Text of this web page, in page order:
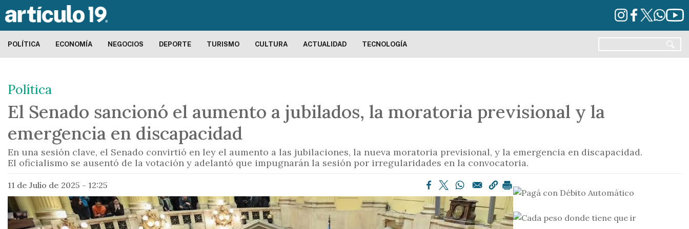
s
a
r
o
n
n
o
p
POLÍTICA ECONOMÍA NEGOCIOS DEPORTE TURISMO CULTURA ACTUALIDAD TECNOLOGÍA
Política
El Senado sancionó el aumento a jubilados, la moratoria previsional y la
emergencia en discapacidad
En una sesión clave, el Senado convirtió en ley el aumento a las jubilaciones, la nueva moratoria previsional, y la emergencia en discapacidad.
El oficialismo se ausentó de la votación y adelantó que impugnarán la sesión por irregularidades en la convocatoria.
11 de Julio de 2025 - 12:25